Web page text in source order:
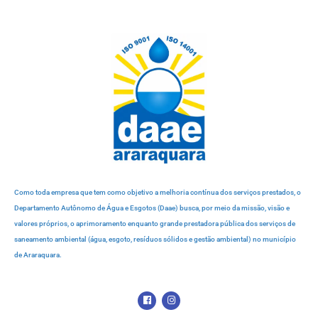
Como toda empresa que tem como objetivo a melhoria contínua dos serviços prestados, o
Departamento Autônomo de Água e Esgotos (Daae) busca, por meio da missão, visão e
valores próprios, o aprimoramento enquanto grande prestadora pública dos serviços de
saneamento ambiental (água, esgoto, resíduos sólidos e gestão ambiental) no município
de Araraquara.